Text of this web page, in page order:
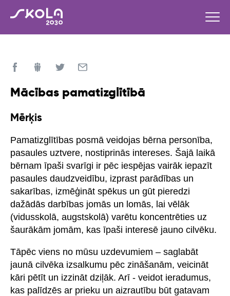
Mācības pamatizglītībā
Mērķis
Pamatizglītības posmā veidojas bērna personība,
pasaules uztvere, nostiprinās intereses. Šajā laikā
bērnam īpaši svarīgi ir pēc iespējas vairāk iepazīt
pasaules daudzveidību, izprast parādības un
sakarības, izmēģināt spēkus un gūt pieredzi
dažādās darbības jomās un lomās, lai vēlāk
(vidusskolā, augstskolā) varētu koncentrēties uz
šaurākām jomām, kas īpaši interesē jauno cilvēku.
Tāpēc viens no mūsu uzdevumiem – saglabāt
jaunā cilvēka izsalkumu pēc zināšanām, veicināt
kāri pētīt un izzināt dziļāk. Arī - veidot ieradumus,
kas palīdzēs ar prieku un aizrautību būt gatavam